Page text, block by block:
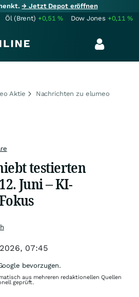
→ Jetzt Depot eröffnen
Öl (Brent) +0,51% Dow Jones +0,11%
Aktie Nachrichten zu elumeo
testierten
Juni – KI-
07:45
bevorzugen.
aus mehreren redaktionellen Quellen
geprüft.